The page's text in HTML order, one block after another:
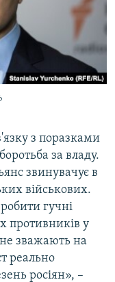
з поразками
за владу.
звинувачує в
військових.
гучні
противників у
зважають на
реально
росіян», –